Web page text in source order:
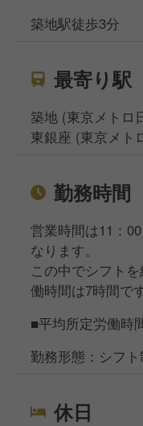
築地駅徒歩3分
最寄り駅
築地 (東京メトロ
東銀座 (東京メト
勤務時間
営業時間は11：
なります。
この中でシフト
働時間は7時間です
■平均所定労働時
勤務形態：シフト
休日